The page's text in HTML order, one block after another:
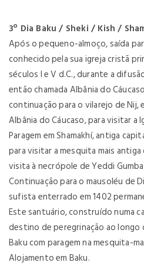
3º Dia Baku / Sheki / Kish /
Após o pequeno-almoço, saída
conhecido pela sua igreja cristã
séculos I e V d.C., durante a
então chamada Albânia do
continuação para o vilarejo de Nij,
Albânia do Cáucaso, para visitar a
Paragem em Shamakhí, antiga
para visitar a mesquita mais
visita à necrópole de Yeddi
Continuação para o mausoléu de
sufista enterrado em 1402
Este santuário, construído numa
destino de peregrinação ao longo
Baku com paragem na mesquita-
Alojamento em Baku.